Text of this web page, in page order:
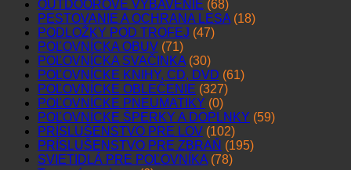
OUTDOOROVÉ VYBAVENIE (68)
PESTOVANIE A OCHRANA LESA (18)
PODLOŽKY POD TROFEJ (47)
POĽOVNÍCKA OBUV (71)
POĽOVNÍCKA SVAČINKA (30)
POĽOVNÍCKE KNIHY, CD, DVD (61)
POĽOVNÍCKE OBLEČENIE (327)
POĽOVNÍCKE PNEUMATIKY (0)
POĽOVNÍCKE ŠPERKY A DOPLNKY (59)
PRÍSLUŠENSTVO PRE LOV (102)
PRÍSLUŠENSTVO PRE ZBRAŇ (195)
SVIETIDLÁ PRE POĽOVNÍKA (78)